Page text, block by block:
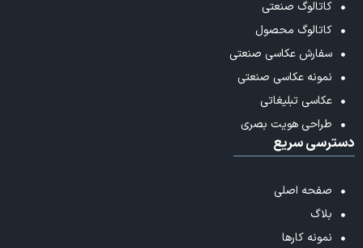
کاتالوگ صنعتی
کاتالوگ محصول
سفارش عکاسی صنعتی
نمونه عکاسی صنعتی
عکاسی تبلیغاتی
طراحی هویت بصری
دسترسی سریع
صفحه اصلی
بلاگ
نمونه کارها